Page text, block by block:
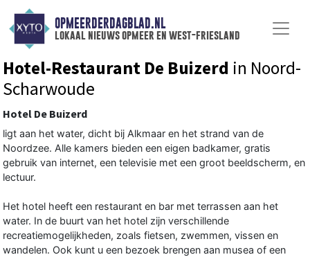
OPMEERDERDAGBLAD.NL
lokaal nieuws opmeer en west-friesland
Hotel-Restaurant De Buizerd in Noord-
Scharwoude
Hotel De Buizerd
ligt aan het water, dicht bij Alkmaar en het strand van de
Noordzee. Alle kamers bieden een eigen badkamer, gratis
gebruik van internet, een televisie met een groot beeldscherm, en
lectuur.
Het hotel heeft een restaurant en bar met terrassen aan het
water. In de buurt van het hotel zijn verschillende
recreatiemogelijkheden, zoals fietsen, zwemmen, vissen en
wandelen. Ook kunt u een bezoek brengen aan musea of een